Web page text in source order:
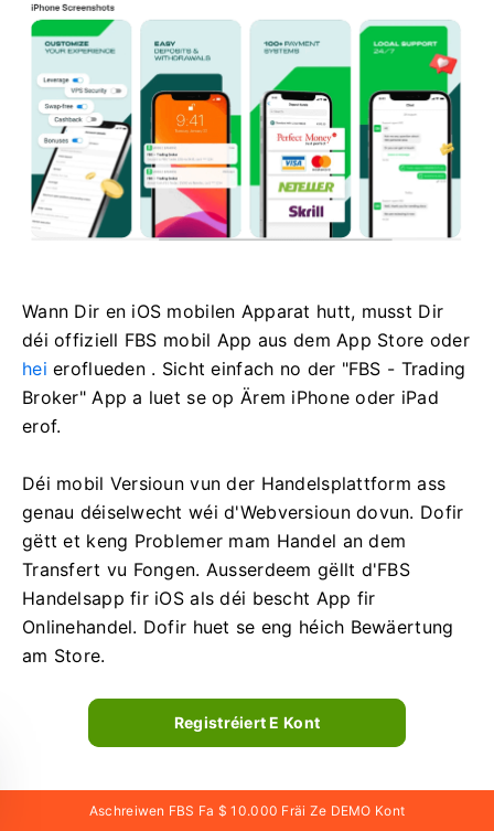
Wann Dir en iOS mobilen Apparat hutt, musst Dir
déi offiziell FBS mobil App aus dem App Store oder
hei eroflueden . Sicht einfach no der "FBS - Trading
Broker" App a luet se op Ärem iPhone oder iPad
erof.
Déi mobil Versioun vun der Handelsplattform ass
genau déiselwecht wéi d'Webversioun dovun. Dofir
gëtt et keng Problemer mam Handel an dem
Transfert vu Fongen. Ausserdeem gëllt d'FBS
Handelsapp fir iOS als déi bescht App fir
Onlinehandel. Dofir huet se eng héich Bewäertung
am Store.
Registréiert E Kont
FAQ iwwer Kontregistréierung
Aschreiwen FBS Fa $ 10.000 Fräi Ze DEMO Kont